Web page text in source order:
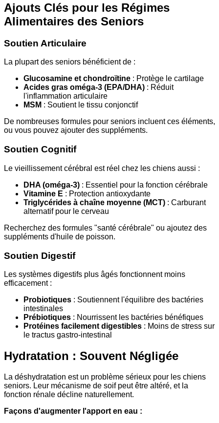
Ajouts Clés pour les Régimes
Alimentaires des Seniors
Soutien Articulaire
La plupart des seniors bénéficient de :
Glucosamine et chondroïtine : Protège le cartilage
Acides gras oméga-3 (EPA/DHA) : Réduit
l'inflammation articulaire
MSM : Soutient le tissu conjonctif
De nombreuses formules pour seniors incluent ces éléments,
ou vous pouvez ajouter des suppléments.
Soutien Cognitif
Le vieillissement cérébral est réel chez les chiens aussi :
DHA (oméga-3) : Essentiel pour la fonction cérébrale
Vitamine E : Protection antioxydante
Triglycérides à chaîne moyenne (MCT) : Carburant
alternatif pour le cerveau
Recherchez des formules "santé cérébrale" ou ajoutez des
suppléments d'huile de poisson.
Soutien Digestif
Les systèmes digestifs plus âgés fonctionnent moins
efficacement :
Probiotiques : Soutiennent l'équilibre des bactéries
intestinales
Prébiotiques : Nourrissent les bactéries bénéfiques
Protéines facilement digestibles : Moins de stress sur
le tractus gastro-intestinal
Hydratation : Souvent Négligée
La déshydratation est un problème sérieux pour les chiens
seniors. Leur mécanisme de soif peut être altéré, et la
fonction rénale décline naturellement.
Façons d'augmenter l'apport en eau :